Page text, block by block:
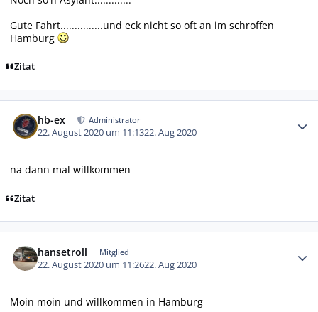
Gute Fahrt...............und eck nicht so oft an im schroffen
Hamburg
Zitat
hb-ex Administrator
22. August 2020 um 11:1322. Aug 2020
na dann mal willkommen
Zitat
hansetroll Mitglied
22. August 2020 um 11:2622. Aug 2020
Moin moin und willkommen in Hamburg